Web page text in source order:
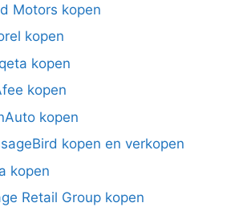
Motors kopen
kopen
kopen
kopen
kopen
kopen en verkopen
kopen
Retail Group kopen